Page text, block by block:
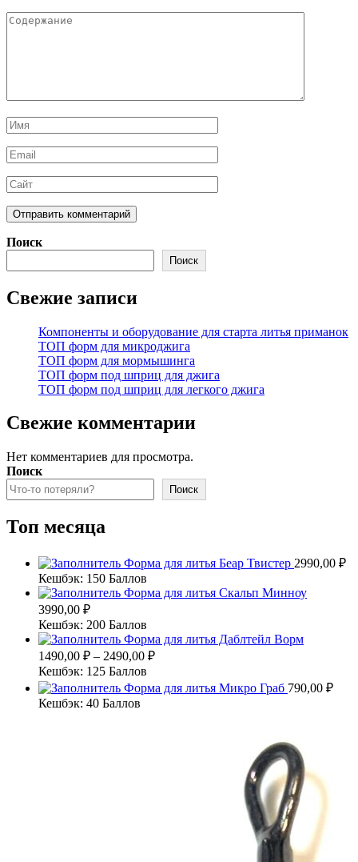
Поиск
Поиск
Свежие записи
Компоненты и оборудование для старта литья приманок
ТОП форм для микроджига
ТОП форм для мормышинга
ТОП форм под шприц для джига
ТОП форм под шприц для легкого джига
Свежие комментарии
Нет комментариев для просмотра.
Поиск
Поиск
Топ месяца
Форма для литья Беар Твистер 2990,00 ₽
Кешбэк: 150 Баллов
Форма для литья Скальп Минноу
3990,00 ₽
Кешбэк: 200 Баллов
Форма для литья Даблтейл Ворм
1490,00 ₽ – 2490,00 ₽
Кешбэк: 125 Баллов
Форма для литья Микро Граб 790,00 ₽
Кешбэк: 40 Баллов